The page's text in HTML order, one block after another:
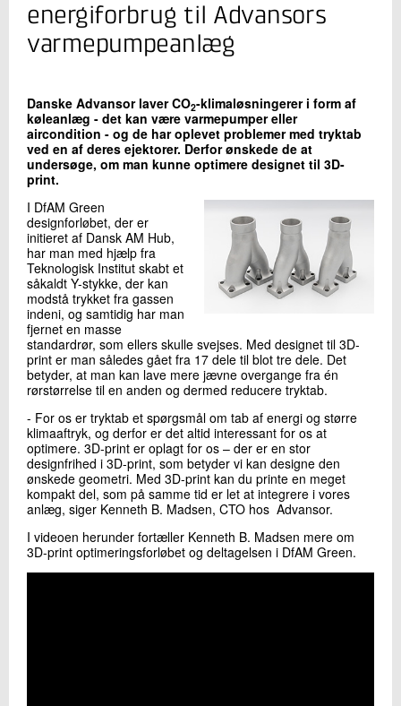
+45 72 20 20 58
Send e-mail
LinkedIn
Skriv til mig
energiforbrug til Advansors
varmepumpeanlæg
Danske Advansor laver CO2-klimaløsningerer i form af
køleanlæg - det kan være varmepumper eller
aircondition - og de har oplevet problemer med tryktab
ved en af deres ejektorer. Derfor ønskede de at
undersøge, om man kunne optimere designet til 3D-
print.
I DfAM Green
designforløbet, der er
initieret af Dansk AM Hub,
har man med hjælp fra
Teknologisk Institut skabt et
såkaldt Y-stykke, der kan
modstå trykket fra gassen
indeni, og samtidig har man
fjernet en masse
standardrør, som ellers skulle svejses. Med designet til 3D-
print er man således gået fra 17 dele til blot tre dele. Det
betyder, at man kan lave mere jævne overgange fra én
rørstørrelse til en anden og dermed reducere tryktab.
- For os er tryktab et spørgsmål om tab af energi og større
klimaaftryk, og derfor er det altid interessant for os at
optimere. 3D-print er oplagt for os – der er en stor
designfrihed i 3D-print, som betyder vi kan designe den
ønskede geometri. Med 3D-print kan du printe en meget
kompakt del, som på samme tid er let at integrere i vores
anlæg, siger Kenneth B. Madsen, CTO hos Advansor.
I videoen herunder fortæller Kenneth B. Madsen mere om
3D-print optimeringsforløbet og deltagelsen i DfAM Green.